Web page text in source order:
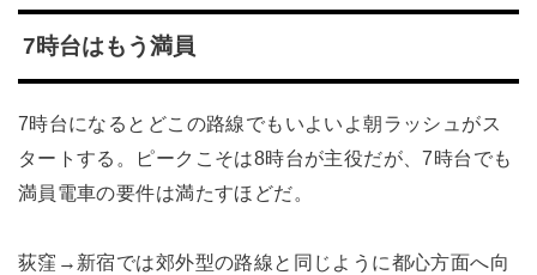
7時台はもう満員
7時台になるとどこの路線でもいよいよ朝ラッシュがス
タートする。ピークこそは8時台が主役だが、7時台でも
満員電車の要件は満たすほどだ。
荻窪→新宿では郊外型の路線と同じように都心方面へ向